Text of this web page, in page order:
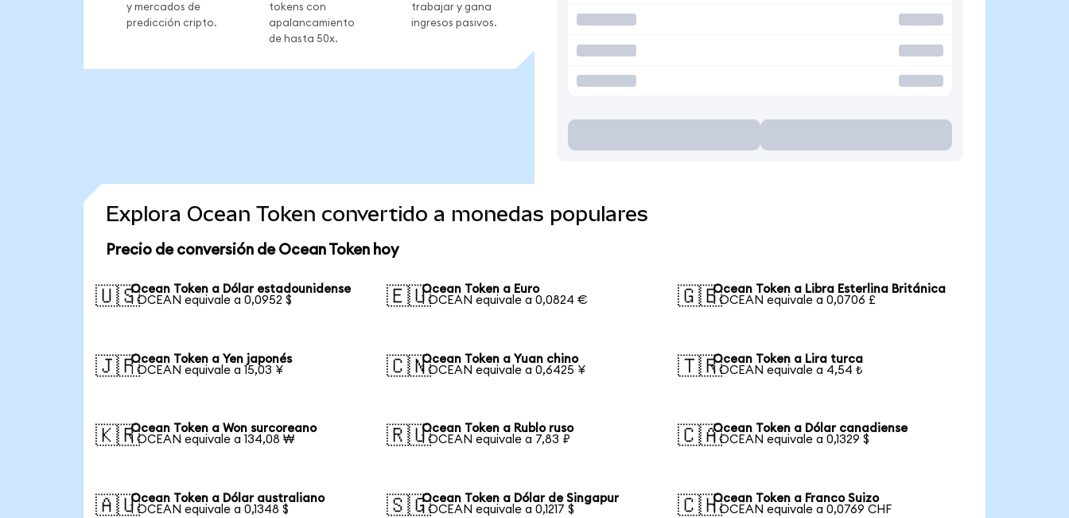
y mercados de
predicción cripto.
tokens con
apalancamiento
de hasta 50x.
trabajar y gana
ingresos pasivos.
Explora Ocean Token convertido a monedas populares
Precio de conversión de Ocean Token hoy
🇺🇸Ocean Token a Dólar estadounidense
1 OCEAN equivale a 0,0952 $
🇪🇺Ocean Token a Euro
1 OCEAN equivale a 0,0824 €
🇬🇧Ocean Token a Libra Esterlina Británica
1 OCEAN equivale a 0,0706 £
🇯🇵Ocean Token a Yen japonés
1 OCEAN equivale a 15,03 ¥
🇨🇳Ocean Token a Yuan chino
1 OCEAN equivale a 0,6425 ¥
🇹🇷Ocean Token a Lira turca
1 OCEAN equivale a 4,54 ₺
🇰🇷Ocean Token a Won surcoreano
1 OCEAN equivale a 134,08 ₩
🇷🇺Ocean Token a Rublo ruso
1 OCEAN equivale a 7,83 ₽
🇨🇦Ocean Token a Dólar canadiense
1 OCEAN equivale a 0,1329 $
🇦🇺Ocean Token a Dólar australiano
1 OCEAN equivale a 0,1348 $
🇸🇬Ocean Token a Dólar de Singapur
1 OCEAN equivale a 0,1217 $
🇨🇭Ocean Token a Franco Suizo
1 OCEAN equivale a 0,0769 CHF